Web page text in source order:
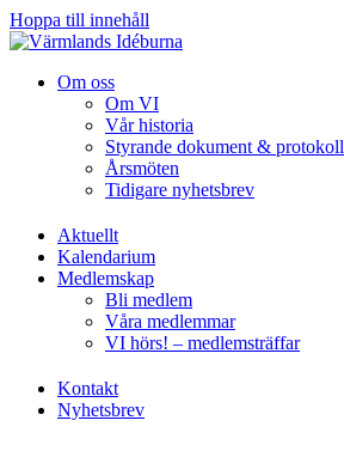
Hoppa till innehåll
Om oss
Om VI
Vår historia
Styrande dokument & protokoll
Årsmöten
Tidigare nyhetsbrev
Aktuellt
Kalendarium
Medlemskap
Bli medlem
Våra medlemmar
VI hörs! – medlemsträffar
Kontakt
Nyhetsbrev